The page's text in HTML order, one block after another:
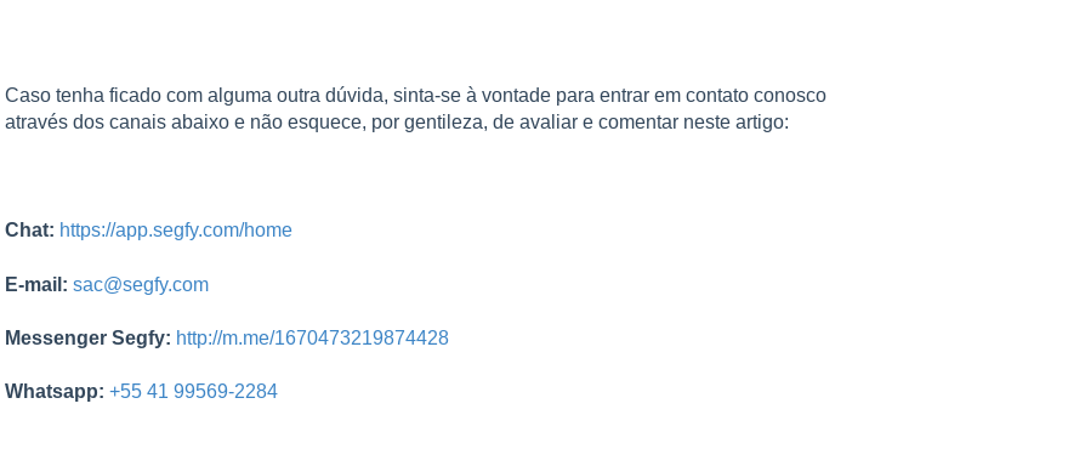
Caso tenha ficado com alguma outra dúvida, sinta-se à vontade para entrar em contato conosco
através dos canais abaixo e não esquece, por gentileza, de avaliar e comentar neste artigo:
Chat: https://app.segfy.com/home
E-mail: sac@segfy.com
Messenger Segfy: http://m.me/1670473219874428
Whatsapp: +55 41 99569-2284